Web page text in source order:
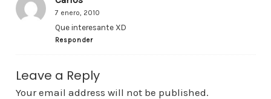
7 enero, 2010
Que interesante XD
Responder
Leave a Reply
Your email address will not be published.